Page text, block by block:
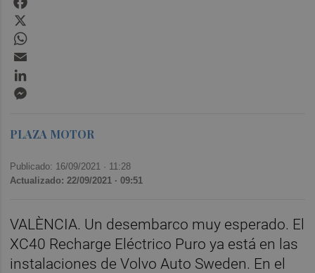
PLAZA MOTOR
Publicado: 16/09/2021 · 11:28
Actualizado: 22/09/2021 · 09:51
VALÈNCIA. Un desembarco muy esperado. El
XC40 Recharge Eléctrico Puro ya está en las
instalaciones de Volvo Auto Sweden. En el